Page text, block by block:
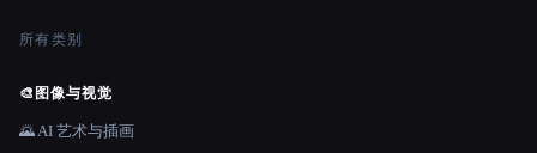
所有类别
🎨 图像与视觉
🌄 AI 艺术与插画